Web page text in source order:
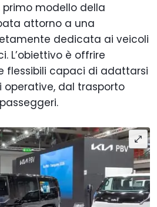
primo modello della
attorno a una
dedicata ai veicoli
L’obiettivo è offrire
flessibili capaci di adattarsi
dal trasporto